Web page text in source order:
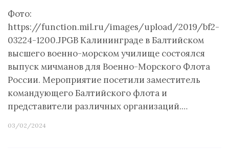
Фото:
https://function.mil.ru/images/upload/2019/bf2-
03224-1200.JPGВ Калининграде в Балтийском
высшего военно-морском училище состоялся
выпуск мичманов для Военно-Морского Флота
России. Мероприятие посетили заместитель
командующего Балтийского флота и
представители различных организаций.…
03/02/2024